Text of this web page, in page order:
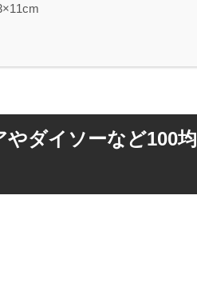
やダイソーなど100均